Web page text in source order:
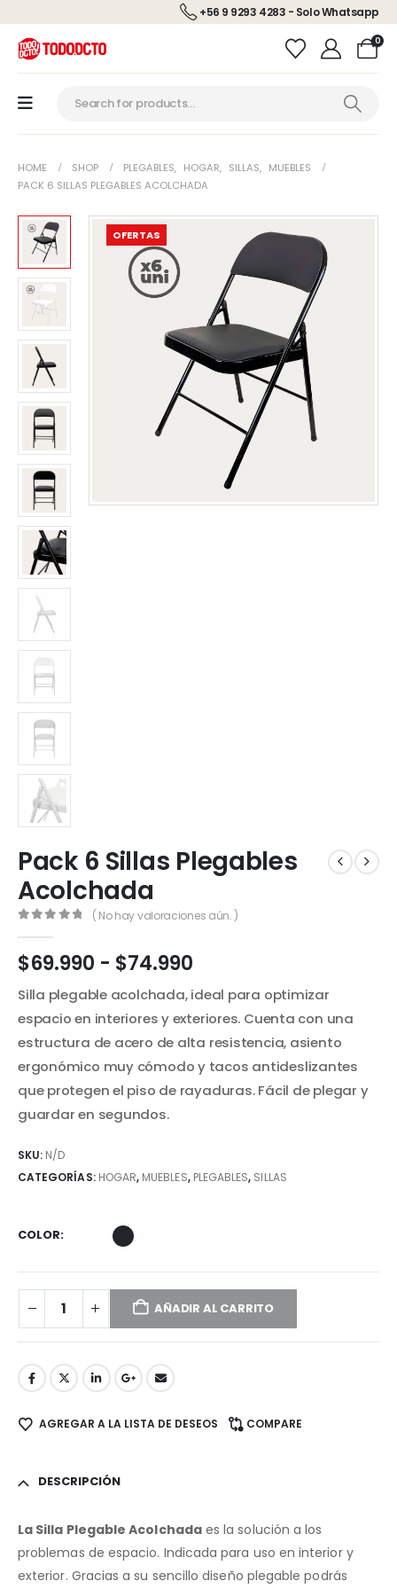
+56 9 9293 4283 - Solo Whatsapp
0
HOME SHOP PLEGABLES, HOGAR, SILLAS, MUEBLES
PACK 6 SILLAS PLEGABLES ACOLCHADA
OFERTAS
Pack 6 Sillas Plegables
Acolchada
( No hay valoraciones aún. )
$69.990 - $74.990
precios:
desde
$69.990
hasta
$74.990
Silla plegable acolchada, ideal para optimizar
espacio en interiores y exteriores. Cuenta con una
estructura de acero de alta resistencia, asiento
ergonómico muy cómodo y tacos antideslizantes
que protegen el piso de rayaduras. Fácil de plegar y
guardar en segundos.
SKU: N/D
CATEGORÍAS: HOGAR, MUEBLES, PLEGABLES, SILLAS
COLOR
AÑADIR AL CARRITO
AGREGAR A LA LISTA DE DESEOS COMPARE
DESCRIPCIÓN
La Silla Plegable Acolchadaes la solución a los
problemas de espacio. Indicada para uso en interior y
exterior. Gracias a su sencillo diseño plegable podrás